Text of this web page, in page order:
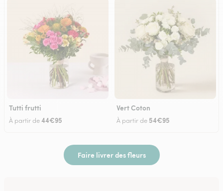
Tutti frutti
À partir de44€95
Vert Coton
À partir de 54€95
Faire livrer des fleurs